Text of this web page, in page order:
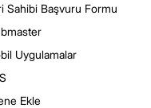
Sahibi Başvuru Formu
Uygulamalar
Ekle